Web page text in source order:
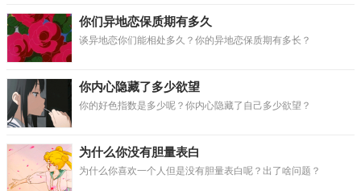
你们异地恋保质期有多久
谈异地恋你们能相处多久？你的异地恋保质期有多长？
你内心隐藏了多少欲望
你的好色指数是多少呢？你内心隐藏了自己多少欲望？
为什么你没有胆量表白
为什么你喜欢一个人但是没有胆量表白呢？出了啥问题？